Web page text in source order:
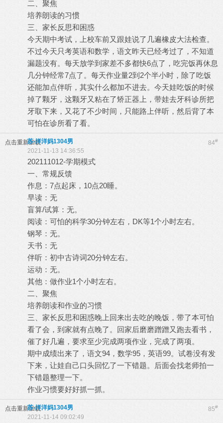
二、聚焦
培养朗读的习惯
三、家长反思和困惑
今天期中考试，上校车前又跟娃说了几遍橡皮大法检查。
不过今天只考英语和数学，语文昨天已经考过了，不知道
漏题没有。每天放学到家差不多都快6点了，吃完饭再休息
几分钟经常7点了。每天作业量2到2个半小时，除了吃饭
还能加点伴听，其实什么都加不进去。今天娃吃饭的时候
掉了颗牙，这颗牙又粘在了矫正器上，带娃去牙科诊所把
牙取下来，又花了不少时间，只能路上伴听，然后背了本
可怕在诊所看了看。
点击重新加载 84#
苏-洋洋妈1304男
2021-11-13 14:36:55
202111012-学期模式
一、常规反馈
作息：7点起床，10点20睡。
早读：无
盲算/试算：无。
阅读：可怕的科学30分钟左右，DK等1个小时左右。
钢琴：无。
天书：无
伴听：初中古诗词20分钟左右。
运动：无。
其他：做作业1个小时左右。
二、聚焦
培养朗读和作业的习惯
三、家长反思和困惑晚上回来出去吃的晚饭，带了本可怕
看了会，到家就有点晚了。回家后磨磨蹭蹭又跑去看书，
催了好几遍，要求至少完成两项作业，完成了两项。
期中成绩出来了，语文94，数学95，英语99。试卷没有发
下来，让娃自己口头回忆了一下错题。后面会找老师拍一
下错题整理一下。
作业习惯要好好抓一抓。
点击重新加载 85#
苏-洋洋妈1304男
2021-11-14 09:02:49